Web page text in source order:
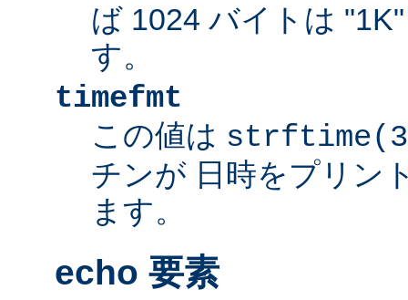
ば 1024 バイトは
す。
timefmt
この値は
チンが 日時をプリン
ます。
echo 要素